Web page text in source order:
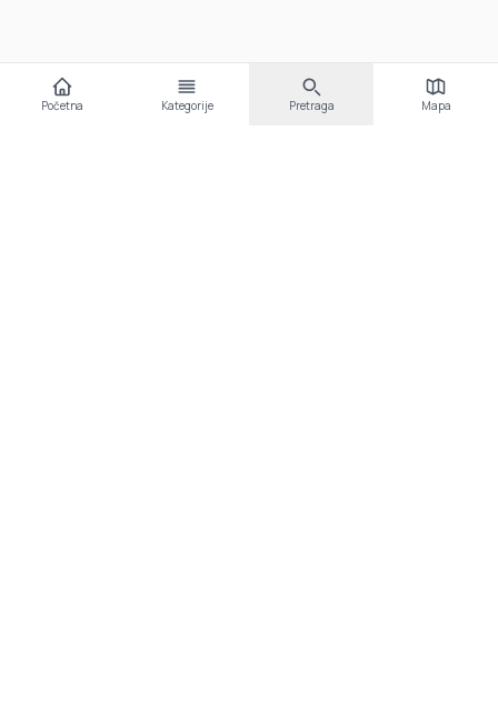
Početna Kategorije Pretraga Mapa